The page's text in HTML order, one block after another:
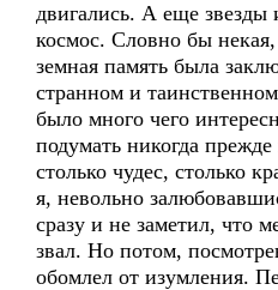
двигались. А еще
космос. Словно бы некая,
земная память была
странном и
было много чего
подумать никогда
столько чудес, столько
я, невольно
сразу и не заметил, что
звал. Но потом,
обомлел от изумления.